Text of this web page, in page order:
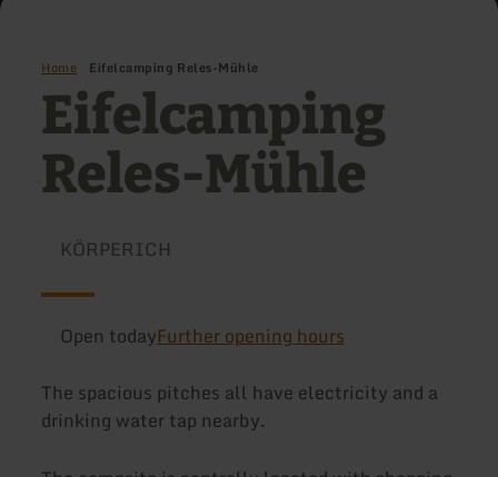
Home Eifelcamping Reles-Mühle
Eifelcamping
Reles-Mühle
KÖRPERICH
Open todayFurther opening hours
The spacious pitches all have electricity and a
drinking water tap nearby.